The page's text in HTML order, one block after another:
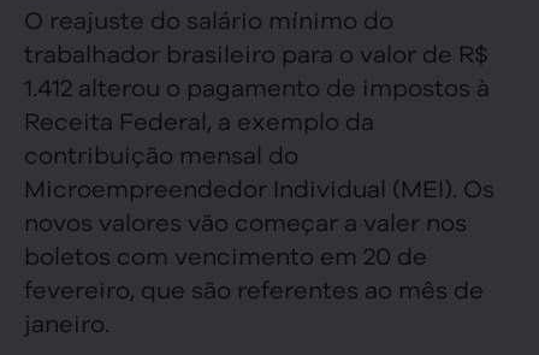
O reajuste do salário mínimo do
trabalhador brasileiro para o valor de R$
1.412 alterou o pagamento de impostos à
Receita Federal, a exemplo da
contribuição mensal do
Microempreendedor Individual (MEI). Os
novos valores vão começar a valer nos
boletos com vencimento em 20 de
fevereiro, que são referentes ao mês de
janeiro.